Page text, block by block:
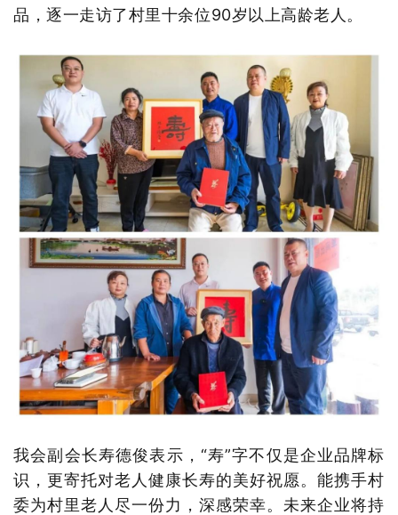
品，逐一走访了村里十余位90岁以上高龄老人。
我会副会长寿德俊表示 ，“寿”字不仅是企业品牌标
识，更寄托对老人健康长寿的美好祝愿。能携手村
委为村里老人尽一份力，深感荣幸。未来企业将持